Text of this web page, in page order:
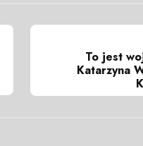
To jest
Katarzyna